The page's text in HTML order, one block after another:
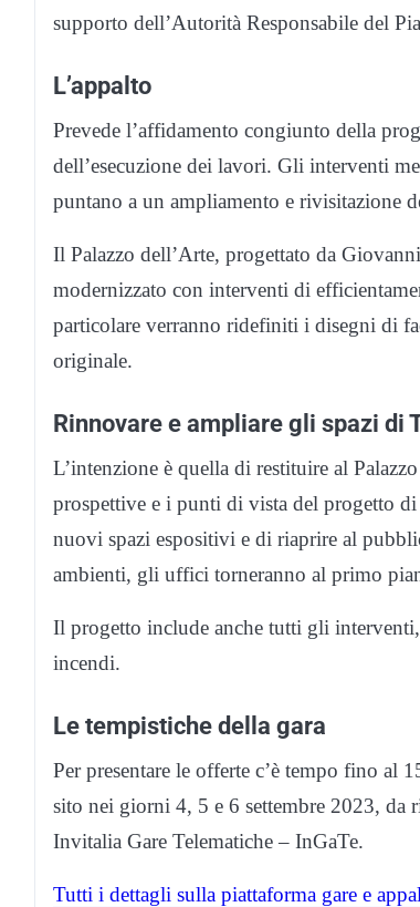
supporto dell’Autorità Responsabile del
L’appalto
Prevede l’affidamento congiunto della
dell’esecuzione dei lavori. Gli interventi
puntano a un ampliamento e rivisitazione
Il Palazzo dell’Arte, progettato da
modernizzato con interventi di
particolare verranno ridefiniti i disegni di
originale.
Rinnovare e ampliare gli spazi di
L’intenzione è quella di restituire al
prospettive e i punti di vista del progetto
nuovi spazi espositivi e di riaprire al
ambienti, gli uffici torneranno al primo
Il progetto include anche tutti gli
incendi.
Le tempistiche della gara
Per presentare le offerte c’è tempo fino
sito nei giorni 4, 5 e 6 settembre 2023, da
Invitalia Gare Telematiche – InGaTe.
Tutti i dettagli sulla piattaforma gare e